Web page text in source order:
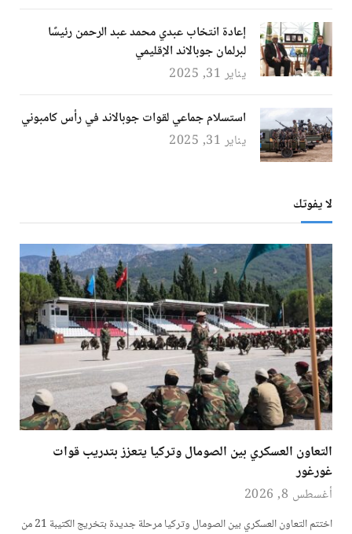
إعادة انتخاب عبدي محمد عبد الرحمن رئيسًا
لبرلمان جوبالاند الإقليمي
يناير 31, 2025
استسلام جماعي لقوات جوبالاند في رأس كامبوني
يناير 31, 2025
لا يفوتك
التعاون العسكري بين الصومال وتركيا يتعزز بتدريب قوات
غورغور
أغسطس 8, 2026
اختتم التعاون العسكري بين الصومال وتركيا مرحلة جديدة بتخريج الكتيبة 21 من